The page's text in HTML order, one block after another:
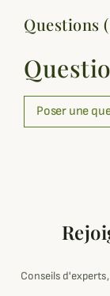
Questions
Poser une
Conseils